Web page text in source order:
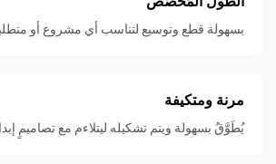
بسهولة قطع وتوسيع لتناسب أي مشروع أو
مرنة ومتكيفة
يُطَوَّقُ بسهولة ويتم تشكيله ليتلاءم مع تصاميمٍ